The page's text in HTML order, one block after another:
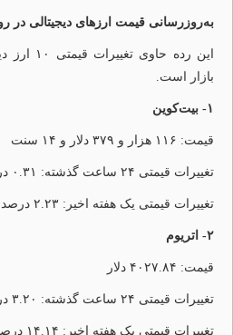
به‌روزرسانی قیمت ارزهای دیجیتالی در
این رده
بازار است.
۱- بیت‌کوین
قیمت: ۱۱۶ هزار و ۳۷۹ دلار و ۱۴ سنت
تغییرات قیمتی ۲۴ ساعت گذشته: ۰.۳۱ درصد کاهش
تغییرات قیمتی یک هفته اخیر: ۲.۲۳ درصد افزایش
۲- اتریوم
قیمت: ۴۰۲۷.۸۴ دلار
تغییرات قیمتی ۲۴ ساعت گذشته: ۳.۲۰ درصد افزایش
تغییرات قیمتی یک هفته اخیر: ۱۴.۱۴ درصد افزایش